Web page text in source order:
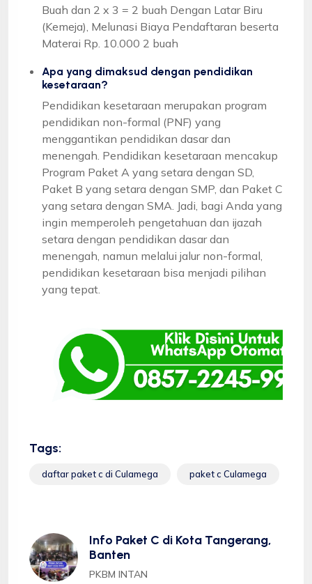
Buah dan 2 x 3 = 2 buah Dengan Latar Biru
(Kemeja), Melunasi Biaya Pendaftaran beserta
Materai Rp. 10.000 2 buah
Apa yang dimaksud dengan pendidikan
kesetaraan?
Pendidikan kesetaraan merupakan program
pendidikan non-formal (PNF) yang
menggantikan pendidikan dasar dan
menengah. Pendidikan kesetaraan mencakup
Program Paket A yang setara dengan SD,
Paket B yang setara dengan SMP, dan Paket C
yang setara dengan SMA. Jadi, bagi Anda yang
ingin memperoleh pengetahuan dan ijazah
setara dengan pendidikan dasar dan
menengah, namun melalui jalur non-formal,
pendidikan kesetaraan bisa menjadi pilihan
yang tepat.
Tags:
daftar paket c di Culamega paket c Culamega
Info Paket C di Kota Tangerang,
Banten
PKBM INTAN